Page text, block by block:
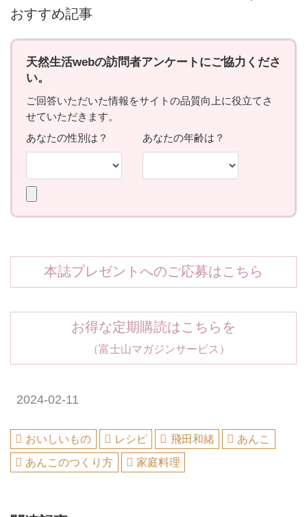
おすすめ記事
本誌プレゼントへのご応募はこちら
お得な定期購読はこちらを
（富士山マガジンサービス）
2024-02-11
おいしいもの レシピ 飛田和緒
あんこ
あんこのつくり方
家庭料理